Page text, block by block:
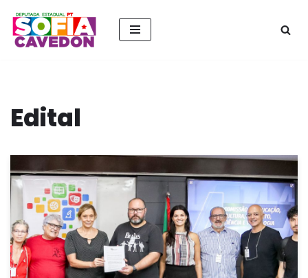
Pular
Edital